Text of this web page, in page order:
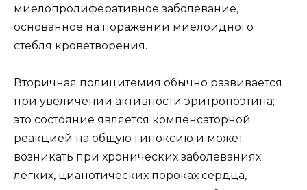
миелопролиферативное заболевание,
основанное на поражении миелоидного
стебля кроветворения.
Вторичная полицитемия обычно развивается
при увеличении активности эритропоэтина;
это состояние является компенсаторной
реакцией на общую гипоксию и может
возникать при хронических заболеваниях
легких, цианотических пороках сердца,